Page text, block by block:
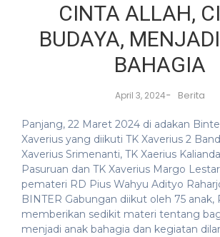
CINTA ALLAH,
BUDAYA,
BAHAGIA
April 3, 2024- Berita
Panjang, 22 Maret 2024 di adakan
Xaverius yang diikuti TK Xaverius 2
Xaverius Srimenanti, TK Xaerius
Pasuruan dan TK Xaverius Margo
pemateri RD Pius Wahyu Adityo
BINTER Gabungan diikut oleh 75 anak,
memberikan sedikit materi tentang
menjadi anak bahagia dan kegiatan